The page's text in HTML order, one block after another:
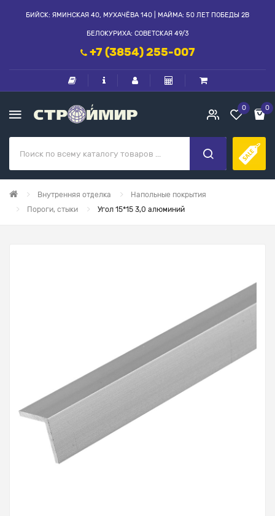
БИЙСК: ЯМИНСКАЯ 40, МУХАЧЁВА 140 | МАЙМА: 50 ЛЕТ ПОБЕДЫ 2В
БЕЛОКУРИХА: СОВЕТСКАЯ 49/3
+7 (3854) 255-007
0 0
Внутренняя отделка
Напольные покрытия
Пороги, стыки
Угол 15*15 3,0 алюминий